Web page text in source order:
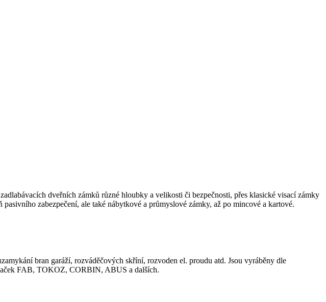
dveřních zámků různé hloubky a velikosti či bezpečnosti, přes klasické visací zámky
zabezpečení, ale také nábytkové a průmyslové zámky, až po mincové a kartové.
bran garáží, rozváděčových skříní, rozvoden el. proudu atd. Jsou vyráběny dle
FAB, TOKOZ, CORBIN, ABUS a dalších.